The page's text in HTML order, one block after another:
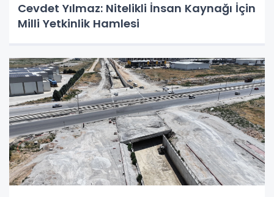
Cevdet Yılmaz: Nitelikli İnsan Kaynağı İçin
Milli Yetkinlik Hamlesi